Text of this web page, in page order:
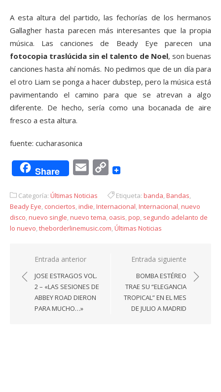
A esta altura del partido, las fechorías de los hermanos
Gallagher hasta parecen más interesantes que la propia
música. Las canciones de Beady Eye parecen una
fotocopia traslúcida sin el talento de Noel, son buenas
canciones hasta ahí nomás. No pedimos que de un día para
el otro Liam se ponga a hacer dubstep, pero la música está
pavimentando el camino para que se atrevan a algo
diferente. De hecho, sería como una bocanada de aire
fresco a esta altura.
fuente: cucharasonica
Share EmailCopy
Categoría: Últimas Noticias Etiqueta: banda,Bandas,
Beady Eye, conciertos,indie,Internacional,Internacional,nuevo
disco,nuevo single,nuevo tema, oasis,pop, segundo adelanto de
lo nuevo,theborderlinemusic.com,Últimas Noticias
Navegación
de
entradas
Entrada anterior
JOSE ESTRAGOS VOL.
2 – «LAS SESIONES DE
ABBEY ROAD DIERON
PARA MUCHO…»
Entrada siguiente
BOMBA ESTÉREO
TRAE SU “ELEGANCIA
TROPICAL” EN EL MES
DE JULIO A MADRID